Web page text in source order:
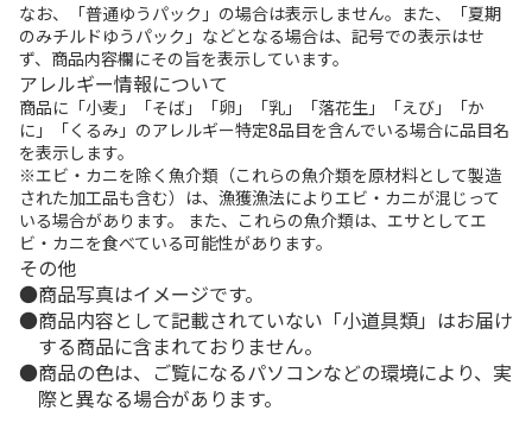
なお、「普通ゆうパック」の場合は表示しません。また、「夏期
のみチルドゆうパック」などとなる場合は、記号での表示はせ
ず、商品内容欄にその旨を表示しています。
アレルギー情報について
商品に「小麦」「そば」「卵」「乳」「落花生」「えび」「か
に」「くるみ」のアレルギー特定8品目を含んでいる場合に品目名
を表示します。
※エビ・カニを除く魚介類（これらの魚介類を原材料として製造
された加工品も含む）は、漁獲漁法によりエビ・カニが混じって
いる場合があります。 また、これらの魚介類は、エサとしてエ
ビ・カニを食べている可能性があります。
その他
商品写真はイメージです。
商品内容として記載されていない「小道具類」はお届け
する商品に含まれておりません。
商品の色は、ご覧になるパソコンなどの環境により、実
際と異なる場合があります。